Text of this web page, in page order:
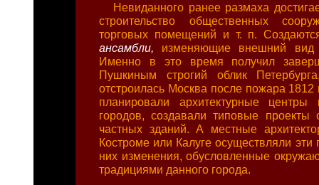
Невиданного ранее размаха
строительство общественных
торговых помещений и т. п.
ансамбли, изменяющие внешний вид
Именно в это время получил
Пушкиным строгий облик
отстроилась Москва после пожара 1812
планировали архитектурные центры
городов, создавали типовые проекты
частных зданий. А местные
Костроме или Калуге осуществляли эти
них изменения, обусловленные
традициями данного города.